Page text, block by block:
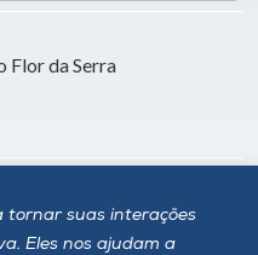
tornar suas interações
Eles nos ajudam a
Flor da Serra